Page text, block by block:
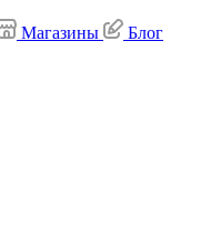
Магазины Блог